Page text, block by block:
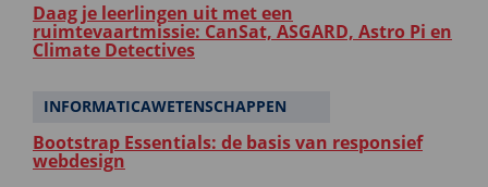
Daag je leerlingen uit met een
ruimtevaartmissie: CanSat, ASGARD, Astro Pi en
Climate Detectives
INFORMATICAWETENSCHAPPEN
Bootstrap Essentials: de basis van responsief
webdesign